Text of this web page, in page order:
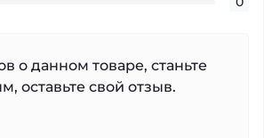
о данном товаре, станьте
оставьте свой отзыв.